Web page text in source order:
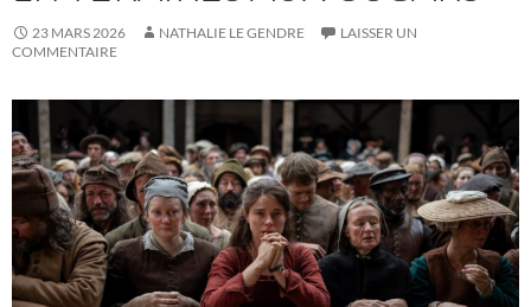
23 MARS 2026 NATHALIE LE GENDRE
LAISSER UN
COMMENTAIRE